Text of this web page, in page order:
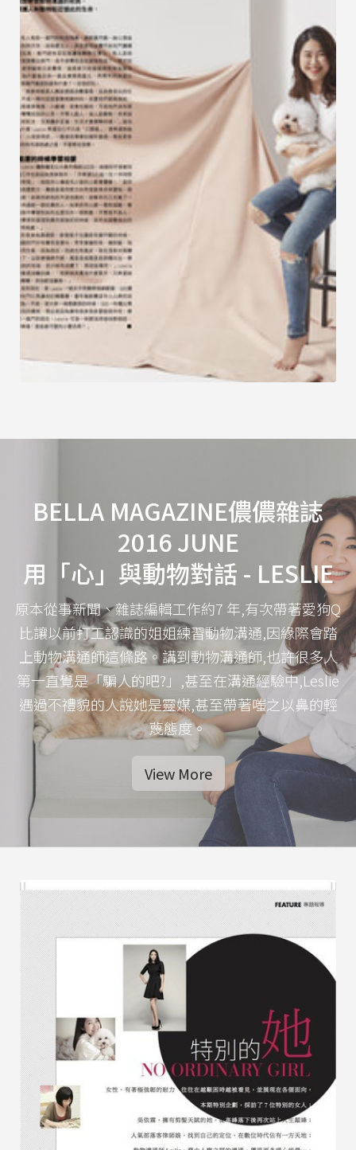
BELLA MAGAZINE儂儂雜誌
2016 JUNE
用「心」與動物對話 - LESLIE
原本從事新聞、雜誌編輯工作約7 年,有次帶著愛狗Q
比讓以前打工認識的姐姐練習動物溝通,因緣際會踏
上動物溝通師這條路。講到動物溝通師,也許很多人
第一直覺是「騙人的吧?」,甚至在溝通經驗中,Leslie
遇過不禮貌的人說她是靈媒,甚至帶著嗤之以鼻的輕
蔑態度。
View More